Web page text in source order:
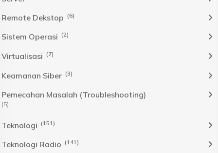
Remote Dekstop (6)
Sistem Operasi (2)
Virtualisasi (7)
Keamanan Siber (3)
Pemecahan Masalah (Troubleshooting)
(5)
Teknologi (151)
Teknologi Radio (141)